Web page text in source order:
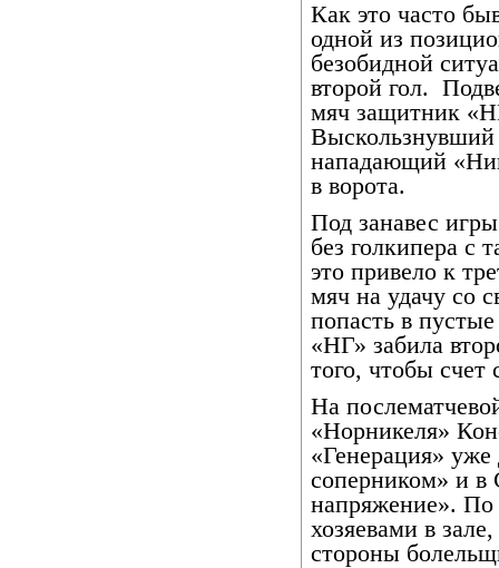
Как это часто
одной из
безобидной
второй гол.
мяч защитник
нападающий
в ворота.
Под занавес игры
без голкипера с
это привело к
мяч на удачу со
попасть в
«НГ» забила
того, чтобы
На
«Норникеля»
«Генерация»
соперником» и в
напряжение». По
хозяевами в
стороны